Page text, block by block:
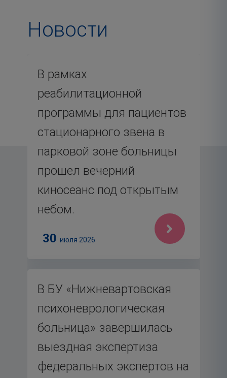
Новости
В рамках
реабилитационной
программы для пациентов
стационарного звена в
парковой зоне больницы
прошел вечерний
киносеанс под открытым
небом.
30 июля 2026
В БУ «Нижневартовская
психоневрологическая
больница» завершилась
выездная экспертиза
федеральных экспертов на